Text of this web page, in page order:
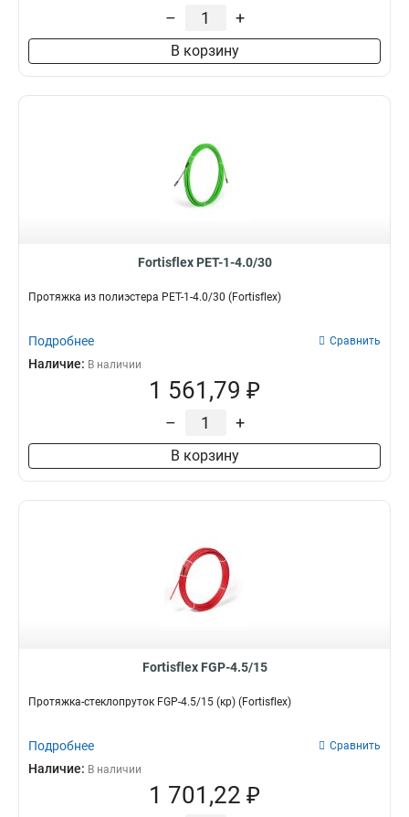
– +
В корзину
Fortisflex PET-1-4.0/30
Протяжка из полиэстера PET-1-4.0/30 (Fortisflex)
Подробнее Сравнить
Наличие: В наличии
1 561,79 ₽
– +
В корзину
Fortisflex FGP-4.5/15
Протяжка-стеклопруток FGP-4.5/15 (кр) (Fortisflex)
Подробнее Сравнить
Наличие: В наличии
1 701,22 ₽